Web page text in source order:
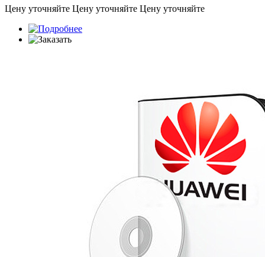
Цену уточняйте Цену уточняйте Цену уточняйте